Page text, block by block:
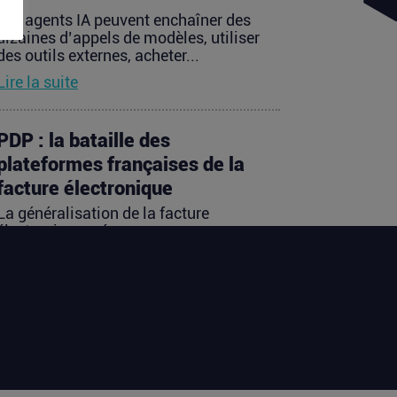
Les agents IA peuvent enchaîner des
d’appels de modèles, utiliser
outils externes, acheter...
la suite
: la bataille des
françaises de la
électronique
généralisation de la facture
crée, presque